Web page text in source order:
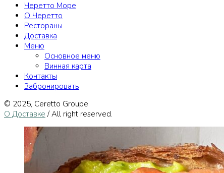
Черетто Море
О Черетто
Рестораны
Доставка
Меню
Основное меню
Винная карта
Контакты
Забронировать
© 2025, Сeretto Groupe
О Доставке / All right reserved.